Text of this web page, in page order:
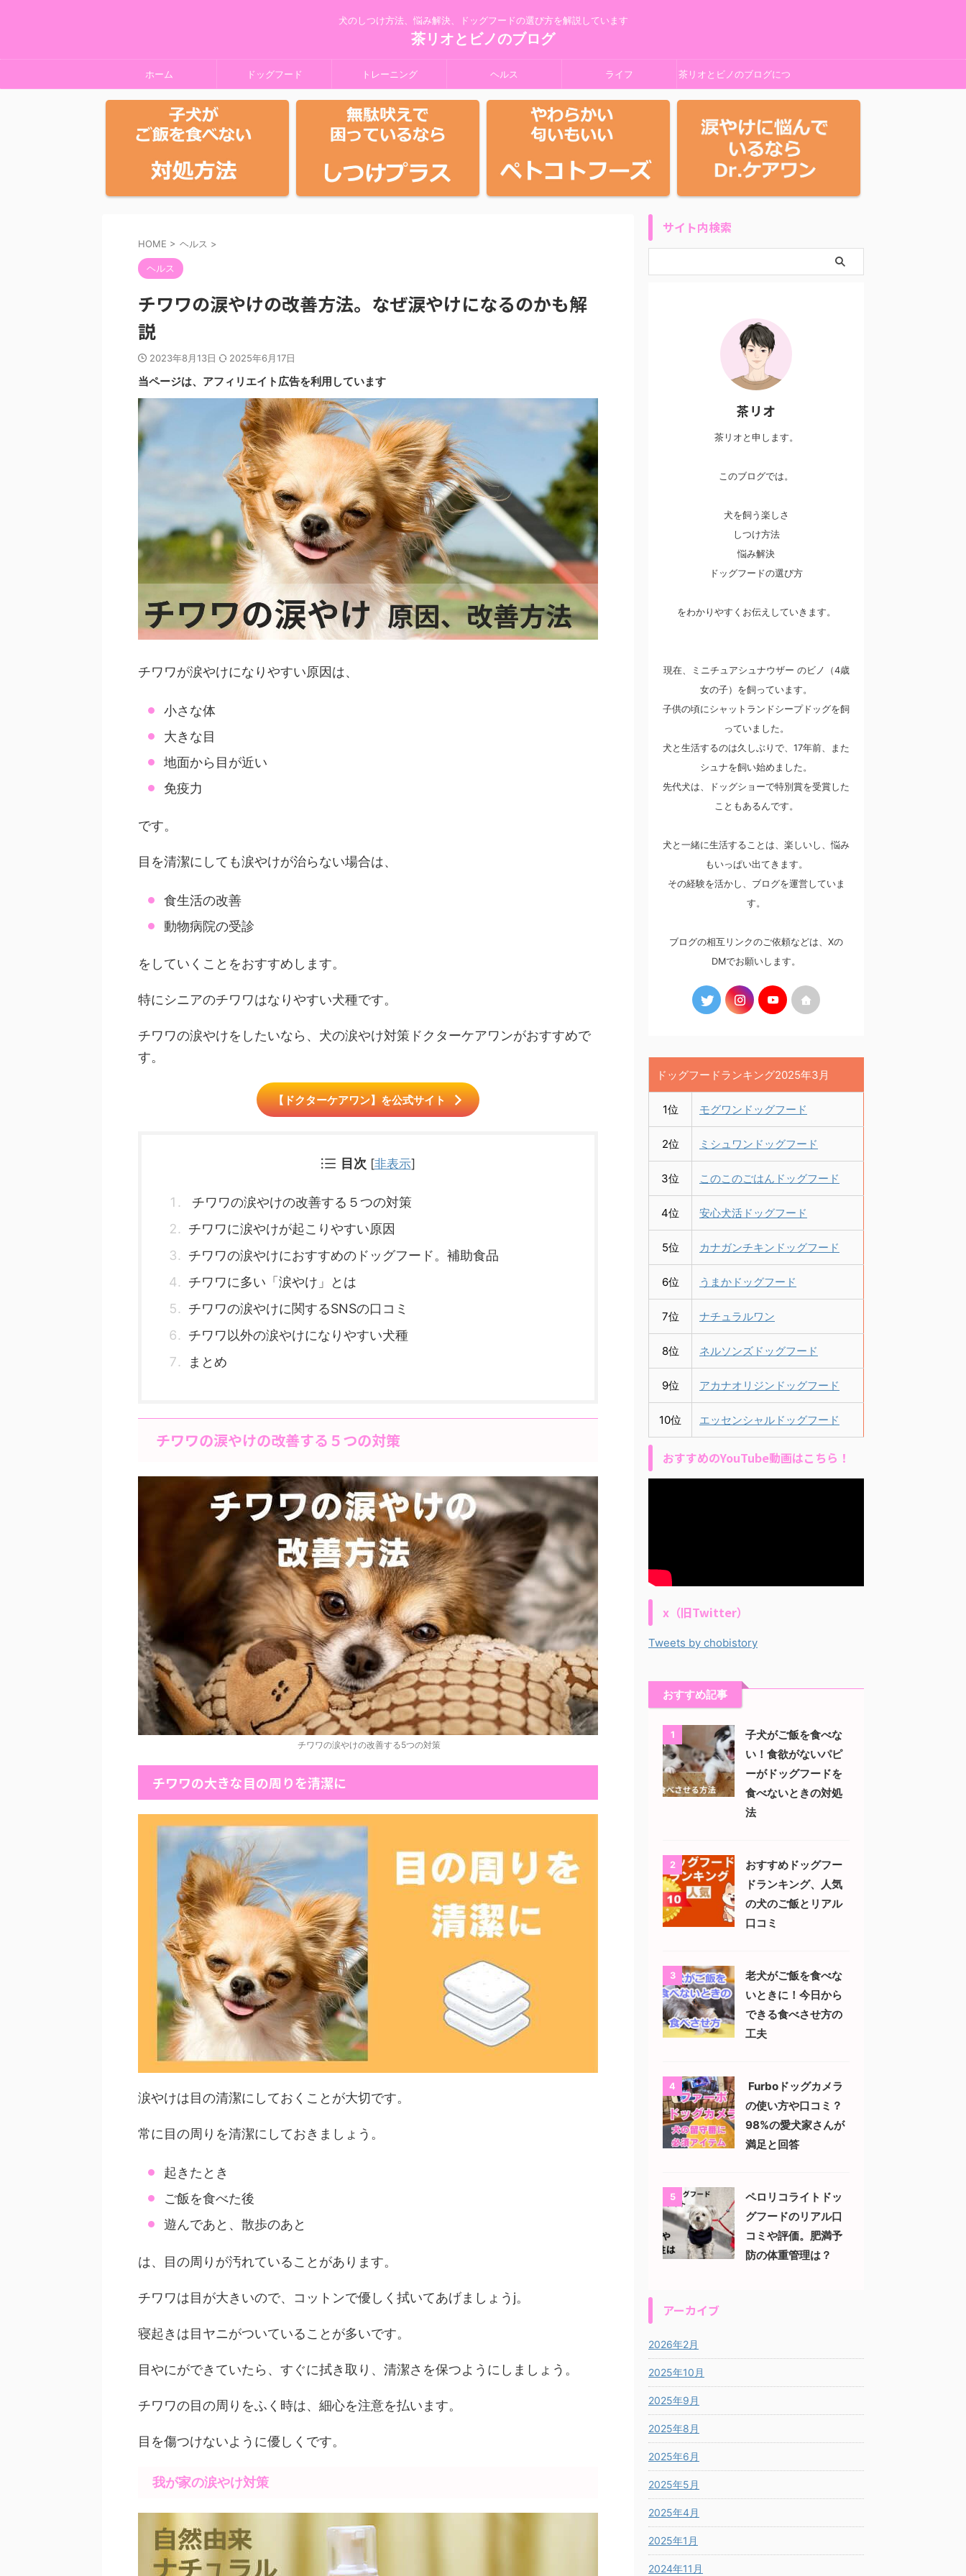
犬のしつけ方法、悩み解決、ドッグフードの選び方を解説しています
茶リオとビノのブログ
ホーム ドッグフード トレーニング ヘルス ライフ 茶リオとビノのブログにつ
いて
HOME > ヘルス >
ヘルス
チワワの涙やけの改善方法。なぜ涙やけになるのかも解
説
2023年8月13日 2025年6月17日
当ページは、アフィリエイト広告を利用しています
チワワが涙やけになりやすい原因は、
小さな体
大きな目
地面から目が近い
免疫力
です。
目を清潔にしても涙やけが治らない場合は、
食生活の改善
動物病院の受診
をしていくことをおすすめします。
特にシニアのチワワはなりやすい犬種です。
チワワの涙やけをしたいなら、犬の涙やけ対策ドクターケアワンがおすすめで
す。
【ドクターケアワン】を公式サイト
目次 [非表示]
チワワの涙やけの改善する５つの対策
チワワに涙やけが起こりやすい原因
チワワの涙やけにおすすめのドッグフード。補助食品
チワワに多い「涙やけ」とは
チワワの涙やけに関するSNSの口コミ
チワワ以外の涙やけになりやすい犬種
まとめ
チワワの涙やけの改善する５つの対策
チワワの涙やけの改善する5つの対策
チワワの大きな目の周りを清潔に
涙やけは目の清潔にしておくことが大切です。
常に目の周りを清潔にしておきましょう。
起きたとき
ご飯を食べた後
遊んであと、散歩のあと
は、目の周りが汚れていることがあります。
チワワは目が大きいので、コットンで優しく拭いてあげましょうj。
寝起きは目ヤニがついていることが多いです。
目やにができていたら、すぐに拭き取り、清潔さを保つようにしましょう。
チワワの目の周りをふく時は、細心を注意を払います。
目を傷つけないように優しくです。
我が家の涙やけ対策
サイト内検索
茶リオ
茶リオと申します。
このブログでは。
犬を飼う楽しさ
しつけ方法
悩み解決
ドッグフードの選び方
をわかりやすくお伝えしていきます。
現在、ミニチュアシュナウザー のビノ（4歳
女の子）を飼っています。
子供の頃にシャットランドシープドッグを飼
っていました。
犬と生活するのは久しぶりで、17年前、また
シュナを飼い始めました。
先代犬は、ドッグショーで特別賞を受賞した
こともあるんです。
犬と一緒に生活することは、楽しいし、悩み
もいっぱい出てきます。
その経験を活かし、ブログを運営していま
す。
ブログの相互リンクのご依頼などは、Xの
DMでお願いします。
ドッグフードランキング2025年3月
1位 モグワンドッグフード
2位 ミシュワンドッグフード
3位 このこのごはんドッグフード
4位 安心犬活ドッグフード
5位 カナガンチキンドッグフード
6位 うまかドッグフード
7位 ナチュラルワン
8位 ネルソンズドッグフード
9位 アカナオリジンドッグフード
10位 エッセンシャルドッグフード
おすすめのYouTube動画はこちら！
x（旧Twitter）
Tweets by chobistory
おすすめ記事
1
子犬がご飯を食べな
い！食欲がないパピ
ーがドッグフードを
食べないときの対処
法
2
おすすめドッグフー
ドランキング、人気
の犬のご飯とリアル
口コミ
3
老犬がご飯を食べな
いときに！今日から
できる食べさせ方の
工夫
4
Furboドッグカメラ
の使い方や口コミ？
98%の愛犬家さんが
満足と回答
5
ペロリコライトドッ
グフードのリアル口
コミや評価。肥満予
防の体重管理は？
アーカイブ
2026年2月
2025年10月
2025年9月
2025年8月
2025年6月
2025年5月
2025年4月
2025年1月
2024年11月